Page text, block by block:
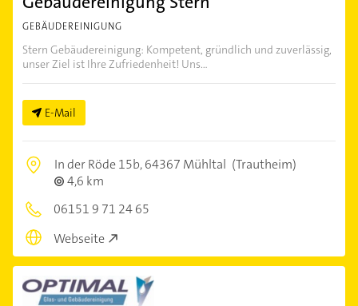
GEBÄUDEREINIGUNG
Stern Gebäudereinigung: Kompetent, gründlich und zuverlässig,
unser Ziel ist Ihre Zufriedenheit! Uns...
E-Mail
In der Röde 15b,64367 Mühltal (Trautheim)
4,6 km
06151 9 71 24 65
Webseite